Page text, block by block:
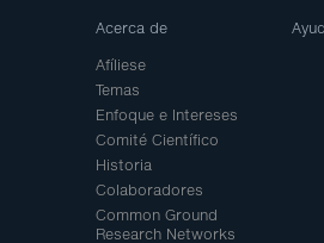
Acerca de
Afíliese
Temas
Enfoque e Intereses
Comité Científico
Historia
Colaboradores
Common Ground
Research Networks